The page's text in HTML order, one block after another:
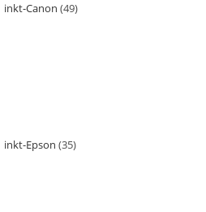
inkt-Canon 49
inkt-Epson 35